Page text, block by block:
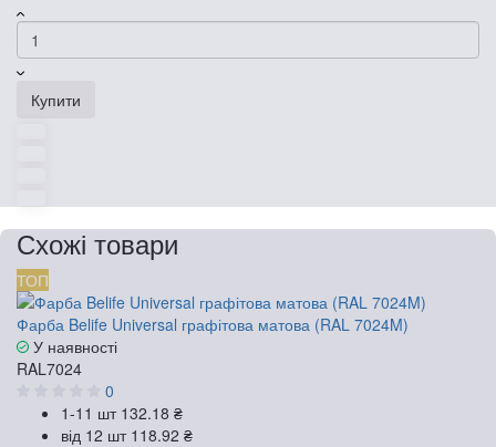
Купити
Схожі товари
ТОП
Фарба Belife Universal графітова матова (RAL 7024M)
У наявності
RAL7024
0
1-11 шт 132.18 ₴
від 12 шт 118.92 ₴